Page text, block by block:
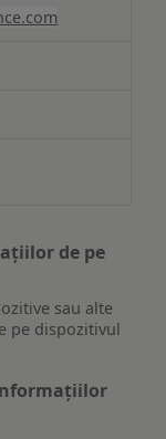
de pe
sau alte
pe dispozitivul